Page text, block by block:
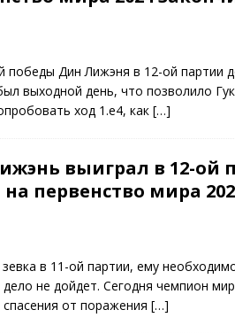
победы Дин Лижэня в 12-ой партии
выходной день, что позволило
ход 1.e4, как […]
выиграл в 12-ой
первенство мира
в 11-ой партии, ему
не дойдет. Сегодня чемпион
от поражения […]